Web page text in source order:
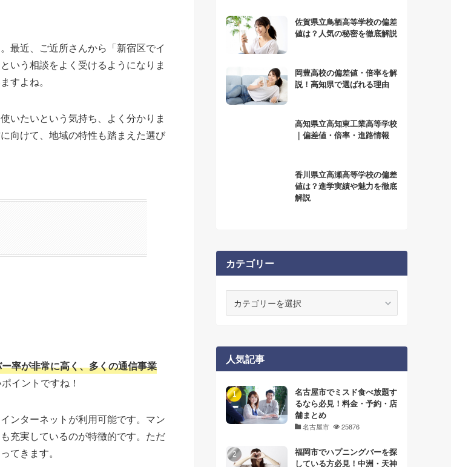
最近、ご近所さんから「新宿区でイ
いう相談をよく受けるようになりま
すよね。
いたいという気持ち、よく分かりま
向けて、地域の特性も踏まえた選び
率が非常に高く、多くの通信事業
イントですね！
ンターネットが利用可能です。マン
充実しているのが特徴的です。ただ
てきます。
佐賀県立鳥栖高等学校の偏差
値は？人気の秘密を徹底解説
岡豊高校の偏差値・倍率を解
説！高知県で選ばれる理由
高知県立高知東工業高等学校
｜偏差値・倍率・進路情報
香川県立高瀬高等学校の偏差
値は？進学実績や魅力を徹底
解説
カテゴリー
ー
人気記事
名古屋市でミスド食べ放題す
るなら必見！料金・予約・店
舗まとめ
名古屋市 25876
福岡市でハプニングバーを探
している方必見！中洲・天神